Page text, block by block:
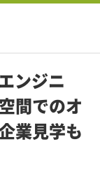
ンジニ
間でのオ
業見学も